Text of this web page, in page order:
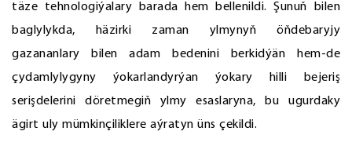
täze tehnologiýalary barada hem bellenildi. Şunuň bilen
baglylykda, häzirki zaman ylmynyň öňdebaryjy
gazananlary bilen adam bedenini berkidýän hem-de
çydamlylygyny ýokarlandyrýan ýokary hilli bejeriş
serişdelerini döretmegiň ylmy esaslaryna, bu ugurdaky
ägirt uly mümkinçiliklere aýratyn üns çekildi.